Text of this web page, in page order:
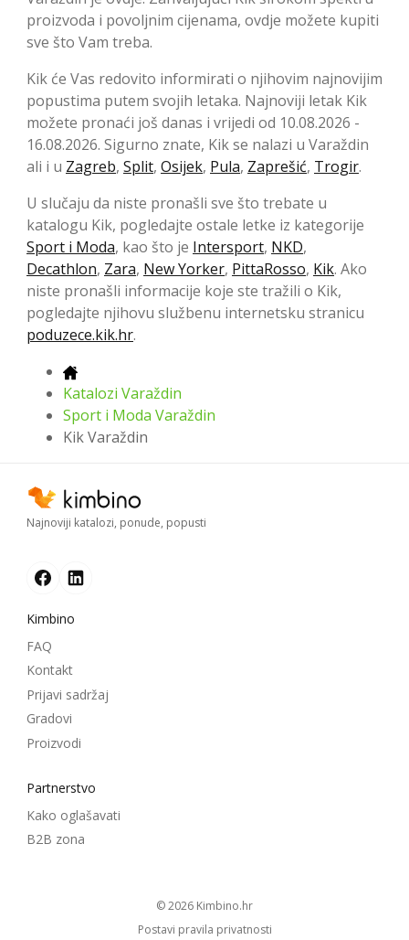
proizvoda i povoljnim cijenama, ovdje možete kupiti
sve što Vam treba.
Kik će Vas redovito informirati o njihovim najnovijim
popustima putem svojih letaka. Najnoviji letak Kik
možete pronaći još danas i vrijedi od 10.08.2026 -
16.08.2026. Sigurno znate, Kik se nalazi u Varaždin
ali i u Zagreb, Split, Osijek, Pula, Zaprešić, Trogir.
U slučaju da niste pronašli sve što trebate u
katalogu Kik, pogledajte ostale letke iz kategorije
Sport i Moda, kao što je Intersport, NKD,
Decathlon, Zara, New Yorker, PittaRosso, Kik. Ako
niste pronašli informacije koje ste tražili o Kik,
pogledajte njihovu službenu internetsku stranicu
poduzece.kik.hr.
Katalozi Varaždin
Sport i Moda Varaždin
Kik Varaždin
Najnoviji katalozi, ponude, popusti
Kimbino
FAQ
Kontakt
Prijavi sadržaj
Gradovi
Proizvodi
Partnerstvo
Kako oglašavati
B2B zona
© 2026
kimbino.hr
Postavi pravila privatnosti